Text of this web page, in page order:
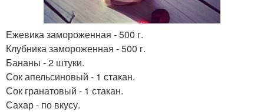
Ежевика замороженная - 500 г.
Клубника замороженная - 500 г.
Бананы - 2 штуки.
Сок апельсиновый - 1 стакан.
Сок гранатовый - 1 стакан.
Сахар - по вкусу.